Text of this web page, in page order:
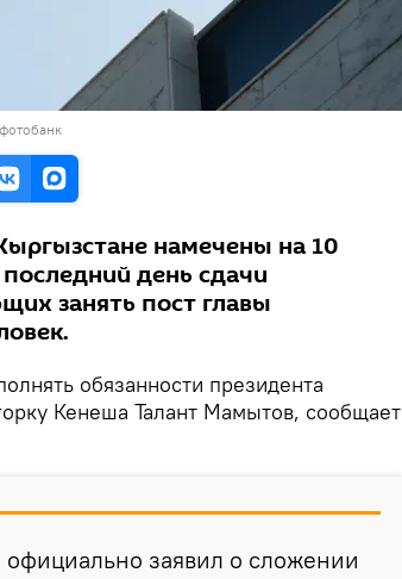
намечены на 10
день сдачи
занять пост главы
обязанности президента
Кенеша Талант Мамытов, сообщает
заявил о сложении